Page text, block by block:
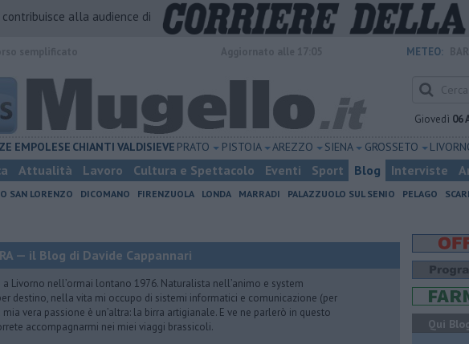
alla audience di
METEO:
Giovedì 06
EMPOLESE CHIANTI VALDISIEVE PRATO PISTOIA AREZZO SIENA GROSSETO
Attualità Lavoro Cultura e Spettacolo Eventi Sport Blog Interviste
SAN LORENZO DICOMANO FIRENZUOLA LONDA MARRADI PALAZZUOLO SUL SENIO PELAGO
— il Blog di Davide Cappannari
Livorno nell’ormai lontano 1976. Naturalista nell’animo e system
destino, nella vita mi occupo di sistemi informatici e comunicazione (per
mia vera passione è un’altra: la birra artigianale. E ve ne parlerò in questo
accompagnarmi nei miei viaggi brassicoli.
Qui